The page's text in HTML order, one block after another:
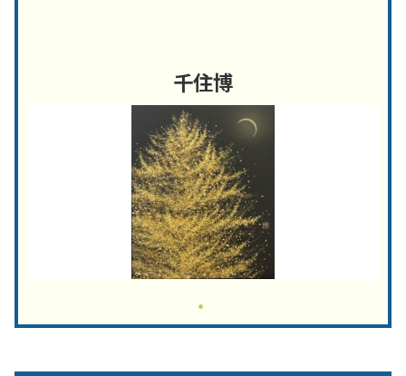
千住博